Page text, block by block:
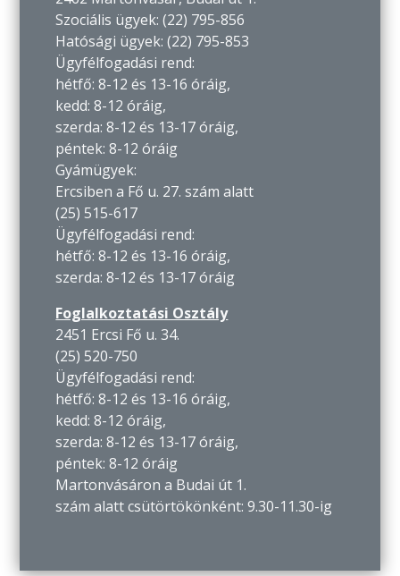
Szociális ügyek: (22) 795-856
Hatósági ügyek: (22) 795-853
Ügyfélfogadási rend:
hétfő: 8-12 és 13-16 óráig,
kedd: 8-12 óráig,
szerda: 8-12 és 13-17 óráig,
péntek: 8-12 óráig
Gyámügyek:
Ercsiben a Fő u. 27. szám alatt
(25) 515-617
Ügyfélfogadási rend:
hétfő: 8-12 és 13-16 óráig,
szerda: 8-12 és 13-17 óráig
Foglalkoztatási Osztály
2451 Ercsi Fő u. 34.
(25) 520-750
Ügyfélfogadási rend:
hétfő: 8-12 és 13-16 óráig,
kedd: 8-12 óráig,
szerda: 8-12 és 13-17 óráig,
péntek: 8-12 óráig
Martonvásáron a Budai út 1.
szám alatt csütörtökönként: 9.30-11.30-ig